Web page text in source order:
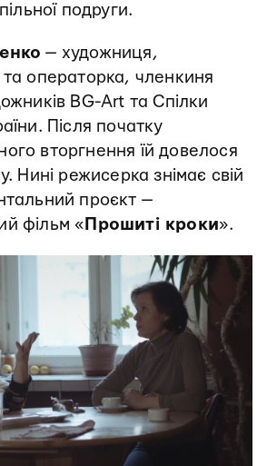
подруги.
— художниця,
операторка, членкиня
BG-Art та Спілки
Після початку
вторгнення їй довелося
Нині режисерка знімає свій
проєкт —
фільм « Прошиті кроки».